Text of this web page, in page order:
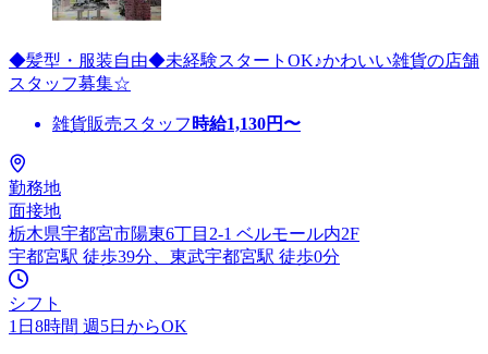
◆髪型・服装自由◆未経験スタートOK♪かわいい雑貨の店舗
スタッフ募集☆
雑貨販売スタッフ 時給1,130円〜
勤務地
面接地
栃木県宇都宮市陽東6丁目2-1 ベルモール内2F
宇都宮駅 徒歩39分、東武宇都宮駅 徒歩0分
シフト
1日8時間 週5日からOK